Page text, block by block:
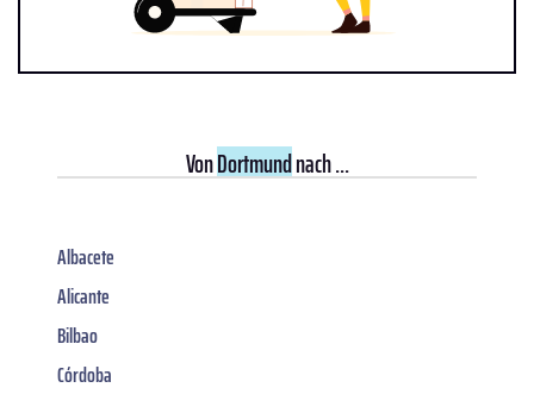
VonDortmundnach ...
Albacete
Alicante
Bilbao
Córdoba